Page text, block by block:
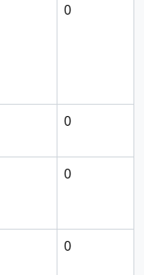
0
0
0
0